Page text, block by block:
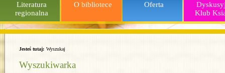
Jesteś tutaj: Wyszukaj
Wyszukiwarka
Literatura
regionalna
O bibliotece Oferta
Klub